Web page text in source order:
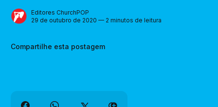
Editores ChurchPOP
29 de outubro de 2020 — 2 minutos de leitura
Compartilhe esta postagem